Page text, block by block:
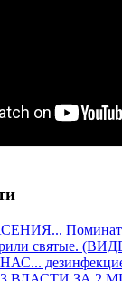
Поминать
святые.